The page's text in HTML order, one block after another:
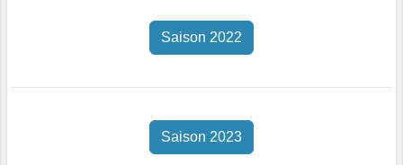
Saison 2022
Saison 2023